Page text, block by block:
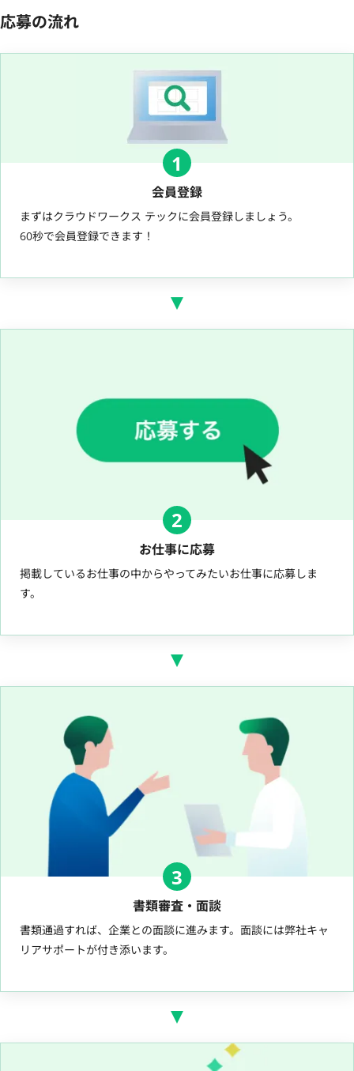
応募の流れ
1
会員登録
まずはクラウドワークス テックに会員登録しましょう。
60秒で会員登録できます！
2
お仕事に応募
掲載しているお仕事の中からやってみたいお仕事に応募しま
す。
3
書類審査・面談
書類通過すれば、企業との面談に進みます。面談には弊社キャ
リアサポートが付き添います。